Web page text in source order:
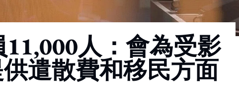
11,000人：會為受影
遣散費和移民方面